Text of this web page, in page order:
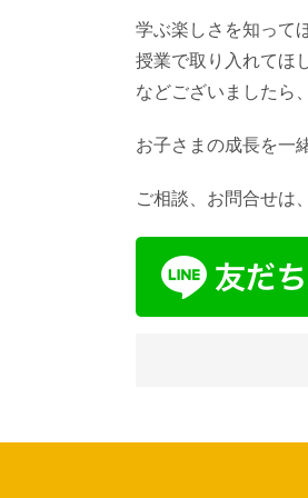
学ぶ楽しさを知って
授業で取り入れてほ
などございましたら
お子さまの成長を一
ご相談、お問合せは